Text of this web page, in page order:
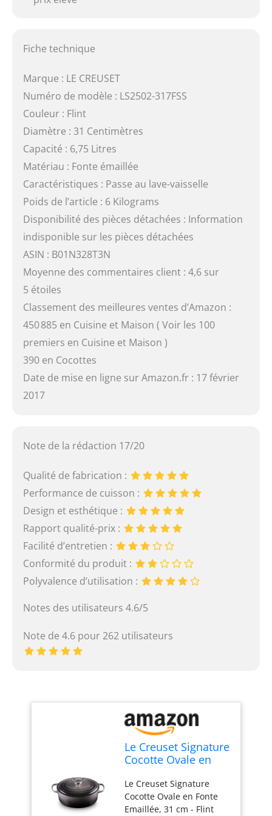
Fiche technique
Marque : LE CREUSET
Numéro de modèle : LS2502-317FSS
Couleur : Flint
Diamètre : 31 Centimètres
Capacité : 6,75 Litres
Matériau : Fonte émaillée
Caractéristiques : Passe au lave-vaisselle
Poids de l’article : 6 Kilograms
Disponibilité des pièces détachées : Information
indisponible sur les pièces détachées
ASIN : B01N328T3N
Moyenne des commentaires client : 4,6 sur
5 étoiles
Classement des meilleures ventes d’Amazon :
450 885 en Cuisine et Maison ( Voir les 100
premiers en Cuisine et Maison )
390 en Cocottes
Date de mise en ligne sur Amazon.fr : 17 février
2017
Note de la rédaction 17/20
Qualité de fabrication :
Performance de cuisson :
Design et esthétique :
Rapport qualité-prix :
Facilité d’entretien :
Conformité du produit :
Polyvalence d’utilisation :
Notes des utilisateurs 4.6/5
Note de 4.6 pour 262 utilisateurs
Le Creuset Signature
Cocotte Ovale en
cm - Flint
Le Creuset Signature
Cocotte Ovale en Fonte
Emaillée, 31 cm - Flint